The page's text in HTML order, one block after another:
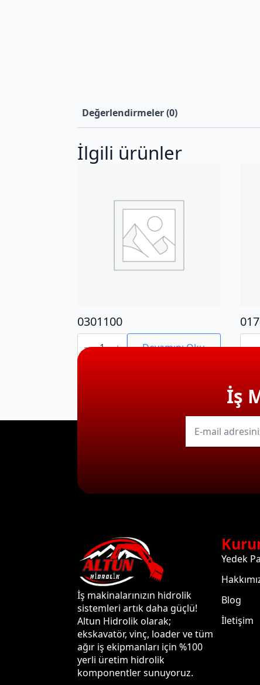
Değerlendirmeler (0)
İlgili ürünler
0301100
0301100
adet Devamını Oku adet
İş
E-
mail
İş makinalarınızın hidrolik
sistemleri artık daha güçlü!
Altun Hidrolik olarak;
ekskavatör, vinç, loader ve tüm
ağır iş ekipmanları için %100
yerli üretim hidrolik
komponentler sunuyoruz.
Yedek
Blog
İletişim